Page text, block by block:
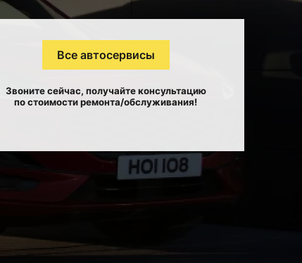
Все автосервисы
Звоните сейчас, получайте консультацию
по стоимости ремонта/обслуживания!